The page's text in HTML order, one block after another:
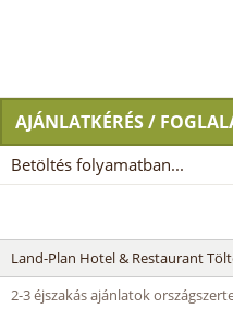
AJÁNLATKÉRÉS /
Betöltés folyamatban...
Land-Plan Hotel & Restaurant
2-3 éjszakás ajánlatok